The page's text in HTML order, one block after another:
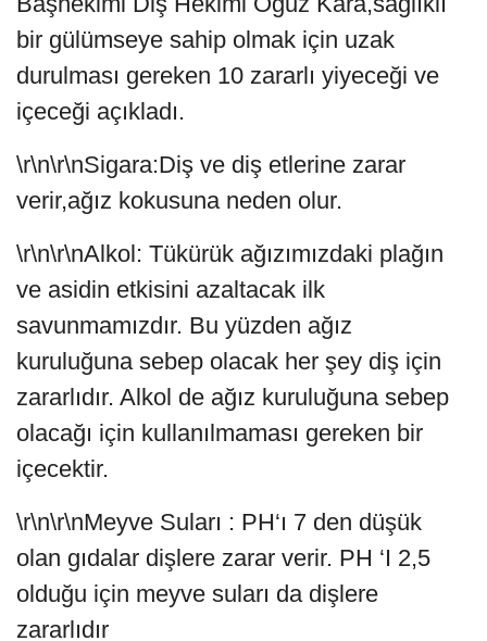
bir gülümseye sahip olmak için uzak
durulması gereken 10 zararlı yiyeceği ve
içeceği açıkladı.
\r\n\r\nSigara:Diş ve diş etlerine zarar
verir,ağız kokusuna neden olur.
\r\n\r\nAlkol: Tükürük ağızımızdaki plağın
ve asidin etkisini azaltacak ilk
savunmamızdır. Bu yüzden ağız
kuruluğuna sebep olacak her şey diş için
zararlıdır. Alkol de ağız kuruluğuna sebep
olacağı için kullanılmaması gereken bir
içecektir.
\r\n\r\nMeyve Suları : PH‘ı 7 den düşük
olan gıdalar dişlere zarar verir. PH ‘I 2,5
olduğu için meyve suları da dişlere
zararlıdır